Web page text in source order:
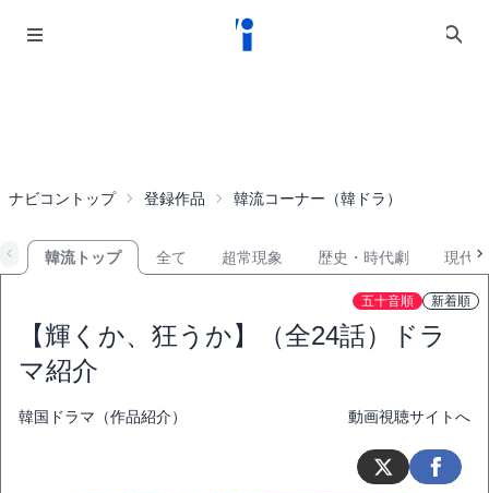
ナビコントップ 登録作品 韓流コーナー（韓ドラ）
韓流トップ 全て 超常現象 歴史・時代劇 現代
五十音順 新着順
【輝くか、狂うか】（全24話）ドラ
マ紹介
韓国ドラマ（作品紹介） 動画視聴サイトへ